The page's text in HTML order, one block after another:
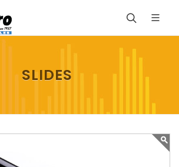
SLIDES